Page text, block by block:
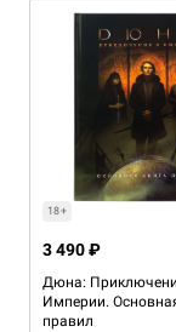
18+
Дюна:
Империи.
правил
3 490 ₽